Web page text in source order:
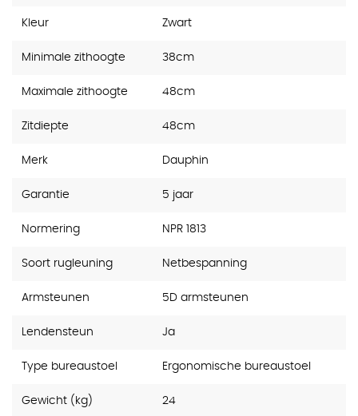
Kleur Zwart
Minimale zithoogte 38cm
Maximale zithoogte 48cm
Zitdiepte 48cm
Merk Dauphin
Garantie 5 jaar
Normering NPR 1813
Soort rugleuning Netbespanning
Armsteunen 5D armsteunen
Lendensteun Ja
Type bureaustoel Ergonomische bureaustoel
Gewicht (kg) 24